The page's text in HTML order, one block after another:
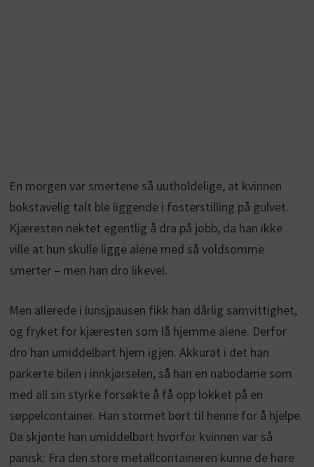
En morgen var smertene så uutholdelige, at kvinnen
bokstavelig talt ble liggende i fosterstilling på gulvet.
Kjæresten nektet egentlig å dra på jobb, da han ikke
ville at hun skulle ligge alene med så voldsomme
smerter – men han dro likevel.
Men allerede i lunsjpausen fikk han dårlig samvittighet,
og fryket for kjæresten som lå hjemme alene. Derfor
dro han umiddelbart hjem igjen. Akkurat i det han
parkerte bilen i innkjørselen, så han en nabodame som
med all sin styrke forsøkte å få opp lokket på en
søppelcontainer. Han stormet bort til henne for å hjelpe.
Da skjønte han umiddelbart hvorfor kvinnen var så
panisk: Fra den store metallcontaineren kunne de høre